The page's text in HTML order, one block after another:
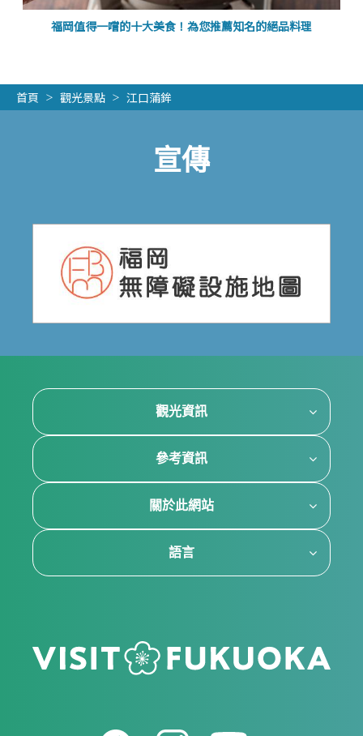
福岡值得一嚐的十大美食！為您推薦知名的絕品料理
首頁 觀光景點 江口蒲鉾
宣傳
觀光資訊
參考資訊
關於此網站
語言